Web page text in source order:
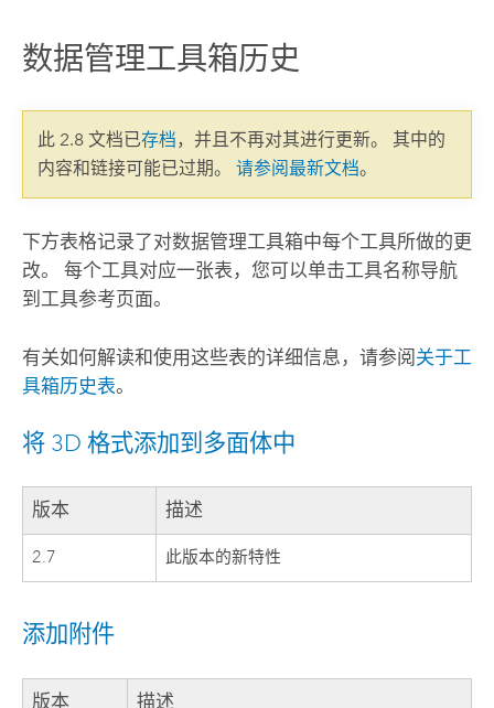
数据管理工具箱历史
此 2.8 文档已存档，并且不再对其进行更新。 其中的
内容和链接可能已过期。 请参阅最新文档。
下方表格记录了对数据管理工具箱中每个工具所做的更
改。 每个工具对应一张表，您可以单击工具名称导航
到工具参考页面。
有关如何解读和使用这些表的详细信息，请参阅关于工
具箱历史表。
将 3D 格式添加到多面体中
版本 描述
2.7 此版本的新特性
添加附件
版本 描述